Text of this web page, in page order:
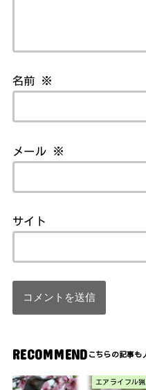
名前 ※
メール ※
サイト
RECOMMEND
エアライフル猟